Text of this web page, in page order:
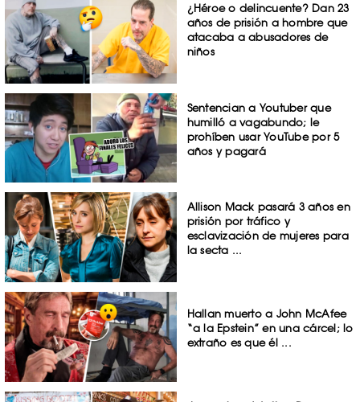
¿Héroe o delincuente? Dan 23
años de prisión a hombre que
atacaba a abusadores de
niños
Sentencian a Youtuber que
humilló a vagabundo; le
prohíben usar YouTube por 5
años y pagará
Allison Mack pasará 3 años en
prisión por tráfico y
esclavización de mujeres para
la secta ...
Hallan muerto a John McAfee
“a la Epstein” en una cárcel; lo
extraño es que él ...